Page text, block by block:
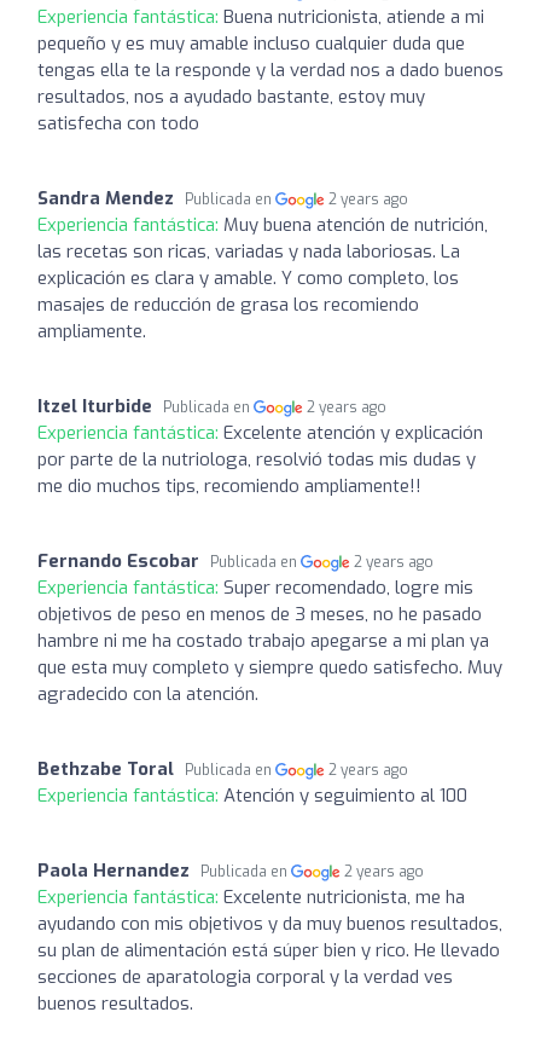
Experiencia fantástica: Buena nutricionista, atiende a mi
pequeño y es muy amable incluso cualquier duda que
tengas ella te la responde y la verdad nos a dado buenos
resultados, nos a ayudado bastante, estoy muy
satisfecha con todo
Sandra Mendez Publicada en 2 years ago
Experiencia fantástica: Muy buena atención de nutrición,
las recetas son ricas, variadas y nada laboriosas. La
explicación es clara y amable. Y como completo, los
masajes de reducción de grasa los recomiendo
ampliamente.
Itzel Iturbide Publicada en 2 years ago
Experiencia fantástica: Excelente atención y explicación
por parte de la nutriologa, resolvió todas mis dudas y
me dio muchos tips, recomiendo ampliamente!!
Fernando Escobar Publicada en 2 years ago
Experiencia fantástica: Super recomendado, logre mis
objetivos de peso en menos de 3 meses, no he pasado
hambre ni me ha costado trabajo apegarse a mi plan ya
que esta muy completo y siempre quedo satisfecho. Muy
agradecido con la atención.
Bethzabe Toral Publicada en 2 years ago
Experiencia fantástica: Atención y seguimiento al 100
Paola Hernandez Publicada en 2 years ago
Experiencia fantástica: Excelente nutricionista, me ha
ayudando con mis objetivos y da muy buenos resultados,
su plan de alimentación está súper bien y rico. He llevado
secciones de aparatologia corporal y la verdad ves
buenos resultados.